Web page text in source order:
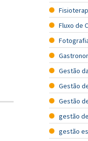
Fluxo de
Gestão
Gestão
Gestão
gestão
gestão